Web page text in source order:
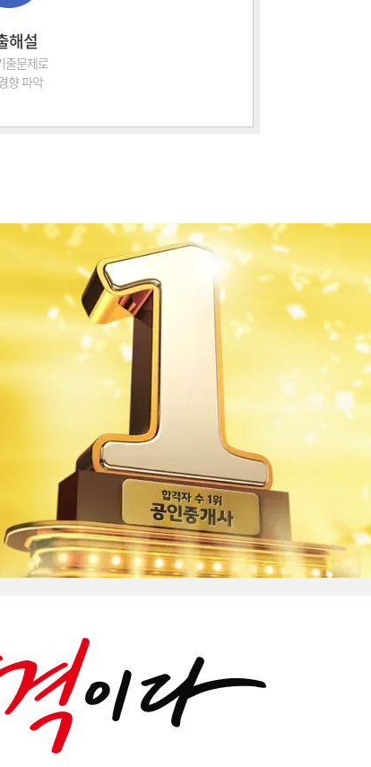
해설
출문제로
향 파악